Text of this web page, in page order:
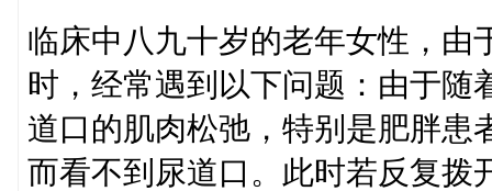
临床中八九十岁的老年女性，由
时，经常遇到以下问题：由于随
道口的肌肉松弛，特别是肥胖患
而看不到尿道口。此时若反复拨